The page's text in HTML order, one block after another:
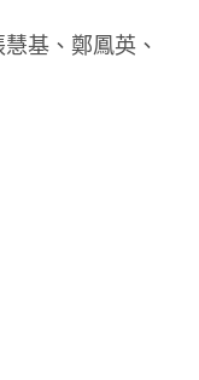
基、鄭鳳英、